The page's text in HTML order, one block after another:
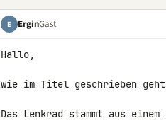
E ErginGast
Hallo,
wie im Titel geschrieben
Das Lenkrad stammt aus